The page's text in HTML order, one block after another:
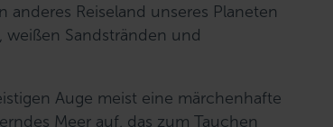
Reiseland unseres Planeten
Sandstränden und
Auge meist eine märchenhafte
Meer auf, das zum Tauchen